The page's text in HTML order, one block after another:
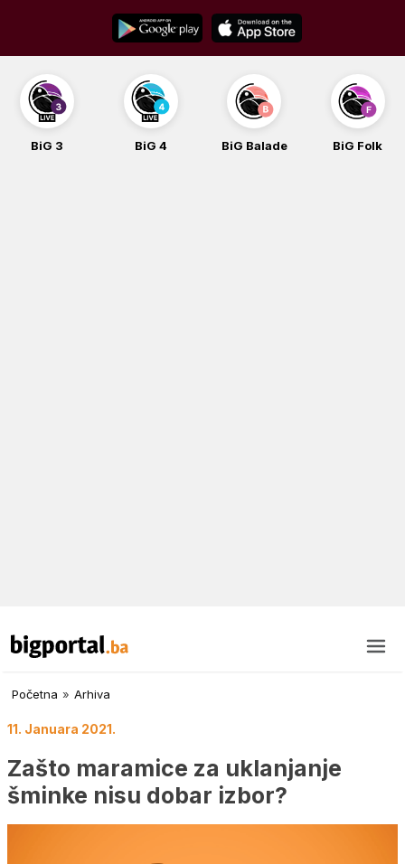
content
BiG 3 BiG 4 BiG Balade BiG Folk
Početna » Arhiva
11. Januara 2021.
Zašto maramice za uklanjanje
šminke nisu dobar izbor?